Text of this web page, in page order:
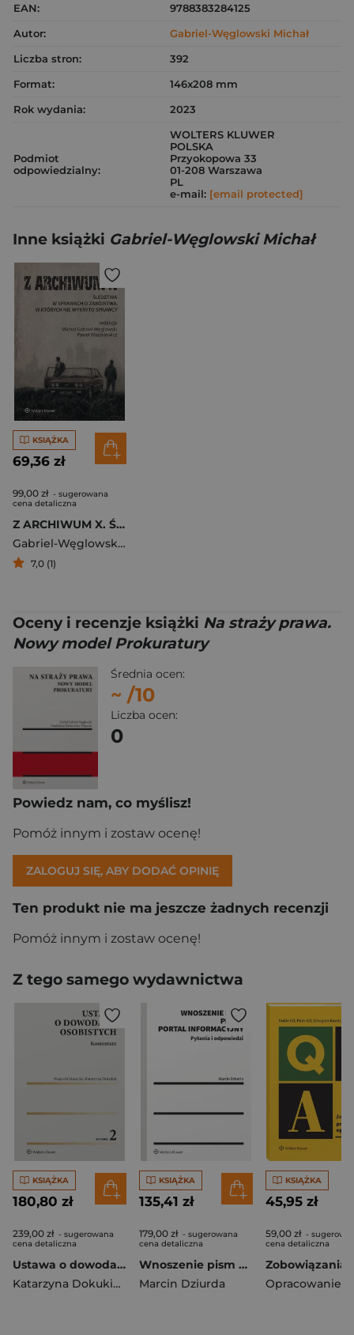
EAN:
9788383284125
Autor:
Gabriel-Węglowski Michał
Liczba stron:
392
Format:
146x208 mm
Rok wydania:
2023
Podmiot
odpowiedzialny:
WOLTERS KLUWER
POLSKA
Przyokopowa 33
01-208 Warszawa
PL
e-mail: [email protected]
Inne książki Gabriel-Węglowski Michał
KSIĄŻKA
69,36 zł
99,00 zł - sugerowana
cena detaliczna
Z ARCHIWUM X. Śledztwa w sprawach o zabójstwa, w których nie wykryto sprawcy
Gabriel-Węglowski Michał
7,0 (1)
Oceny i recenzje książki Na straży prawa.
Nowy model Prokuratury
Średnia ocen:
~ /10
Liczba ocen:
0
Powiedz nam, co myślisz!
Pomóż innym i zostaw ocenę!
ZALOGUJ SIĘ, ABY DODAĆ OPINIĘ
Ten produkt nie ma jeszcze żadnych recenzji
Pomóż innym i zostaw ocenę!
Z tego samego wydawnictwa
KSIĄŻKA
180,80 zł
239,00 zł - sugerowana
cena detaliczna
Ustawa o dowodach osobistych. Komentarz
Katarzyna Dokukin
Maciejko Wojciech
KSIĄŻKA
135,41 zł
179,00 zł - sugerowana
cena detaliczna
Wnoszenie pism przez portal informacyjny. Pytania i odpowiedzi
Marcin Dziurda
KSIĄŻKA
45,95 zł
59,00 zł -
cena detaliczna